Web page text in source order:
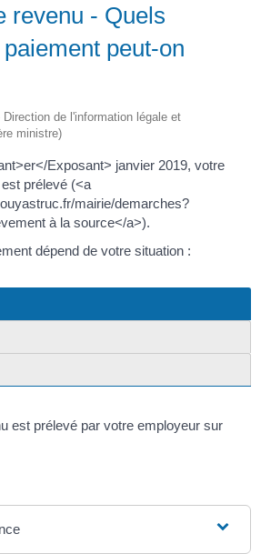
revenu - Quels
peut-on
de l'information légale et
ministre)
Exposant> janvier 2019, votre
prélevé (<a
mairie/demarches?
à la source</a>).
dépend de votre situation :
est prélevé par votre employeur sur